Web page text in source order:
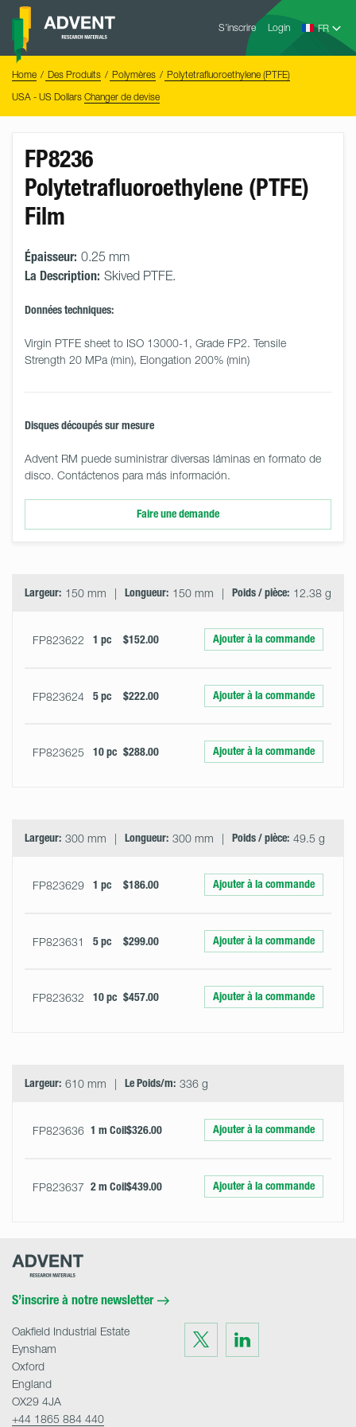
Skip
content
S’inscrire Login
Advent
Home Des Produits Polymères
Polytetrafluoroethylene (PTFE)
USA - US Dollars Changer de devise
FP8236
Polytetrafluoroethylene (PTFE)
Film
Épaisseur: 0.25 mm
La Description: Skived PTFE.
Données techniques:
Virgin PTFE sheet to ISO 13000-1, Grade FP2. Tensile
Strength 20 MPa (min), Elongation 200% (min)
Disques découpés sur mesure
Advent RM puede suministrar diversas láminas en formato de
disco. Contáctenos para más información.
Faire une demande
Largeur: 150 mm Longueur: 150 mm Poids / pièce: 12.38 g
FP823622 1 pc $152.00 Ajouter à la commande
FP823624 5 pc $222.00 Ajouter à la commande
FP823625 10 pc $288.00 Ajouter à la commande
Largeur: 300 mm Longueur: 300 mm Poids / pièce: 49.5 g
FP823629 1 pc $186.00 Ajouter à la commande
FP823631 5 pc $299.00 Ajouter à la commande
FP823632 10 pc $457.00 Ajouter à la commande
Largeur: 610 mm Le Poids/m: 336 g
FP823636 1 m Coil$326.00 Ajouter à la commande
FP823637 2 m Coil$439.00 Ajouter à la commande
Advent
S’inscrire à notre newsletter
Visit
us
on
Twitter
Visit
on
LinkedIn
Oakfield Industrial Estate
Eynsham
Oxford
England
OX29 4JA
+44 1865 884 440